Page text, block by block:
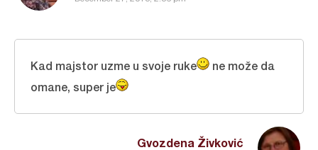
Gvozdena Živković
Kad majstor uzme u svoje ruke
ne može da
omane, super je